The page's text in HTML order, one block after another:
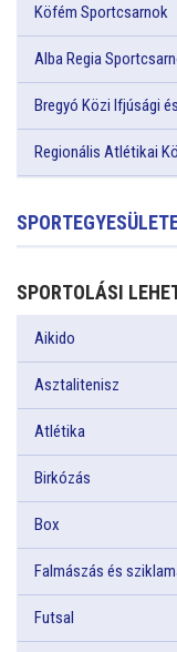
Köfém Sportcsarnok
Alba Regia
Bregyó Közi Ifjúsági
Regionális Atlétikai
SPORTOLÁSI
Aikido
Asztalitenisz
Atlétika
Birkózás
Box
Falmászás és
Futsal